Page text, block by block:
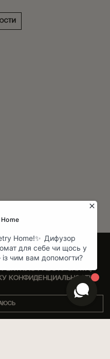
САЙТ, ВЫ
COOKIE,
РАБОТУ САЙТА,
КОНФИДЕНЦИАЛЬНОСТИ.